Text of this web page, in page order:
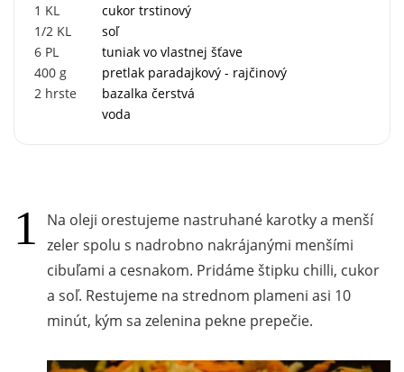
1 KL
cukor trstinový
1/2 KL
soľ
6 PL
tuniak vo vlastnej šťave
400 g
pretlak paradajkový - rajčinový
2 hrste
bazalka čerstvá
voda
Na oleji orestujeme nastruhané karotky a menší
zeler spolu s nadrobno nakrájanými menšími
cibuľami a cesnakom. Pridáme štipku chilli, cukor
a soľ. Restujeme na strednom plameni asi 10
minút, kým sa zelenina pekne prepečie.